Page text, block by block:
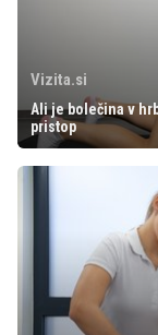
Vizita.si
Ali je bolečina v
pristop